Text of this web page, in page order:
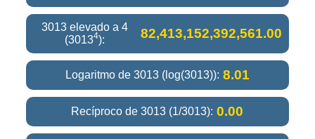
3013 elevado a 4
(30134): 82,413,152,392,561.00
Logaritmo de 3013 (log(3013)): 8.01
Recíproco de 3013 (1/3013): 0.00